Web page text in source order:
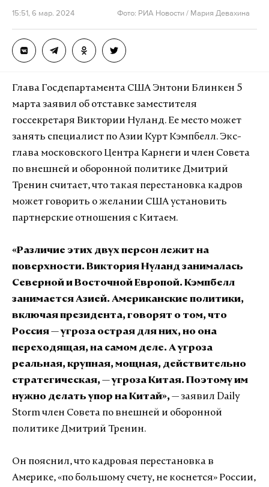
15:51, 6 мар. 2024 Фото: РИА Новости / Мария Девахина
Глава Госдепартамента США Энтони Блинкен 5
марта заявил об отставке заместителя
госсекретаря Виктории Нуланд. Ее место может
занять специалист по Азии Курт Кэмпбелл. Экс-
глава московского Центра Карнеги и член Совета
по внешней и оборонной политике Дмитрий
Тренин считает, что такая перестановка кадров
может говорить о желании США установить
партнерские отношения с Китаем.
«Различие этих двух персон лежит на
поверхности. Виктория Нуланд занималась
Северной и Восточной Европой. Кэмпбелл
занимается Азией. Американские политики,
включая президента, говорят о том, что
Россия — угроза острая для них, но она
переходящая, на самом деле. А угроза
реальная, крупная, мощная, действительно
стратегическая, — угроза Китая. Поэтому им
нужно делать упор на Китай», — заявил Daily
Storm член Совета по внешней и оборонной
политике Дмитрий Тренин.
Он пояснил, что кадровая перестановка в
Америке, «по большому счету, не коснется» России,